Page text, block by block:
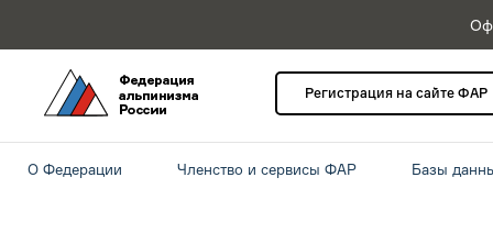
Регистрация на сайте ФАР
О Федерации Членство и сервисы ФАР Базы